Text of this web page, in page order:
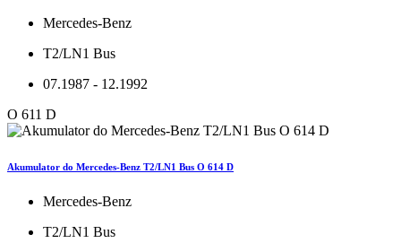
Mercedes-Benz
T2/LN1 Bus
07.1987 - 12.1992
O 611 D
Akumulator do Mercedes-Benz T2/LN1 Bus O 614 D
Mercedes-Benz
T2/LN1 Bus